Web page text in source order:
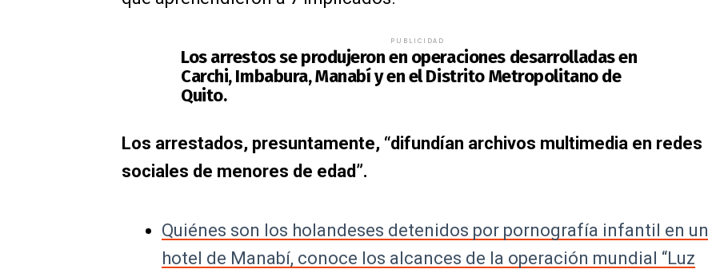
PUBLICIDAD
Los arrestos se produjeron en operaciones desarrolladas en
Carchi, Imbabura, Manabí y en el Distrito Metropolitano de
Quito.
Los arrestados, presuntamente, “difundían archivos multimedia en redes
sociales de menores de edad”.
Quiénes son los holandeses detenidos por pornografía infantil en un
hotel de Manabí, conoce los alcances de la operación mundial “Luz